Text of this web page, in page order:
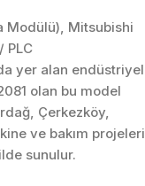
Modülü), Mitsubishi
PLC
yer alan endüstriyel
olan bu model
Çerkezköy,
ve bakım projeleri
sunulur.